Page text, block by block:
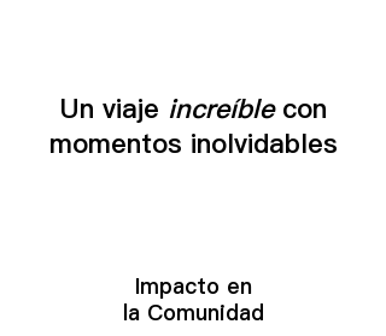
Un viaje increíblecon
momentos inolvidables
Impacto en
la Comunidad